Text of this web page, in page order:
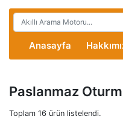
Anasayfa
Paslanmaz
Toplam 16 ürün listelendi.